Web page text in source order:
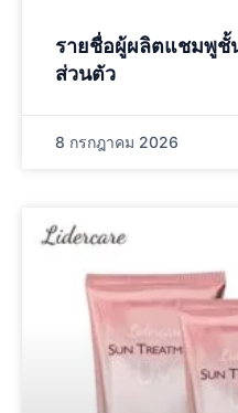
รายชื่อผู้ผลิตแชมพูชั้
ส่วนตัว
8 กรกฎาคม 2026